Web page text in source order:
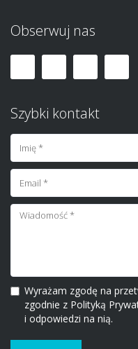
Obserwuj nas
Szybki kontakt
Wyrażam zgodę na
zgodnie z Polityką
i odpowiedzi na nią.